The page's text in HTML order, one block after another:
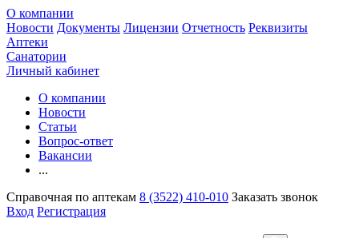
О компании
Новости Документы Лицензии Отчетность Реквизиты
Аптеки
Санатории
Личный кабинет
О компании
Новости
Статьи
Вопрос-ответ
Вакансии
...
Справочная по аптекам 8 (3522) 410-010 Заказать звонок
Вход Регистрация